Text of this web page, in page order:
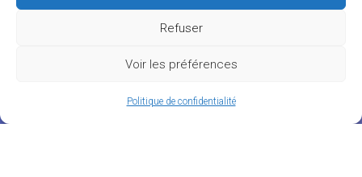
Refuser
Voir les préférences
Politique de confidentialité